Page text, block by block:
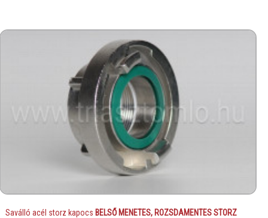
Saválló acél storz kapocs BELSŐ MENETES, ROZSDAMENTES STORZ